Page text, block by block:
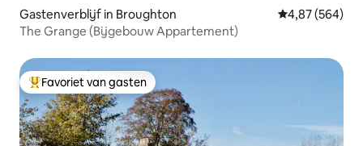
Gastenverblijf in Broughton Gemiddelde
4,87 (564)
The Grange (Bijgebouw Appartement)
Topfavoriet van gasten
Favoriet van gasten